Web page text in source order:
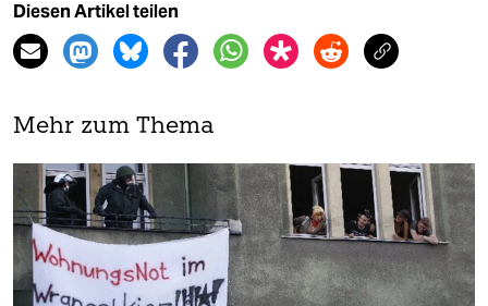
Diesen Artikel teilen
Mehr zum Thema